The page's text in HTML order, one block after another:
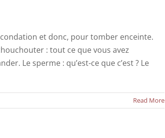
et donc, pour tomber enceinte.
: tout ce que vous avez
Le sperme : qu’est-ce que c’est ? Le
Read More